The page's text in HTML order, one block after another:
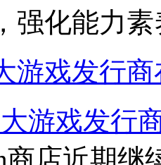
强化能力
游戏发行
商店近期